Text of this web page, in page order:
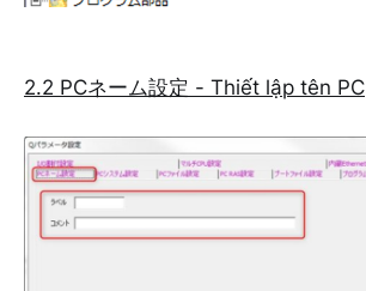
2.2 PCネーム設定 - Thiết lập tên PC